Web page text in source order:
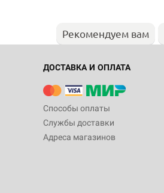
Рекомендуем вам
ДОСТАВКА И ОПЛАТА
Способы оплаты
Службы доставки
Адреса магазинов